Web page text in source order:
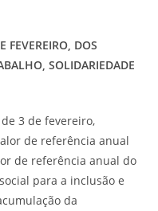
FEVEREIRO, DOS
SOLIDARIEDADE
3 de fevereiro,
de referência anual
de referência anual do
para a inclusão e
da